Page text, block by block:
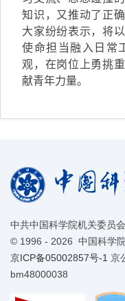
知识，又推动了正
大家纷纷表示，将
使命担当融入日常
观，在岗位上勇挑
献青年力量。
中共中国科学院机关委员
© 1996 - 2026 中国科学
京ICP备05002857号-1 京
bm48000038